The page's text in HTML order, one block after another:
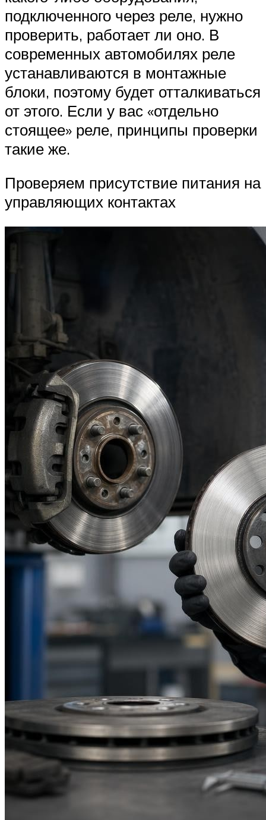
подключенного через реле, нужно
проверить, работает ли оно. В
современных автомобилях реле
устанавливаются в монтажные
блоки, поэтому будет отталкиваться
от этого. Если у вас «отдельно
стоящее» реле, принципы проверки
такие же.
Проверяем присутствие питания на
управляющих контактах